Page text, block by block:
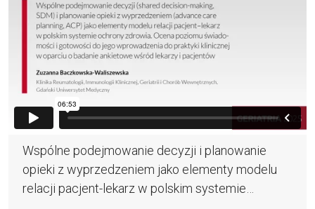
Wspólne podejmowanie decyzji i planowanie
opieki z wyprzedzeniem jako elementy modelu
relacji pacjent-lekarz w polskim systemie